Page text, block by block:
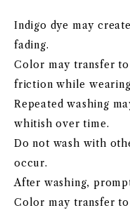
Indigo dye may
fading.
Color may transfer
friction while
Repeated washing
whitish over time.
Do not wash with
occur.
After washing,
Color may transfer